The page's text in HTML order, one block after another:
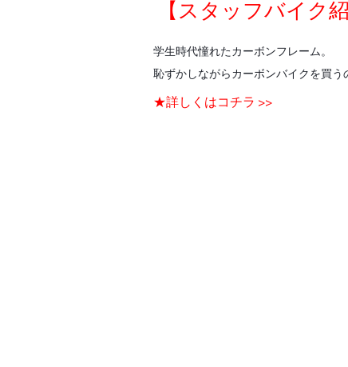
【スタッフバイク
学生時代憧れたカーボンフレーム。
恥ずかしながらカーボンバイクを買う
★詳しくはコチラ >>